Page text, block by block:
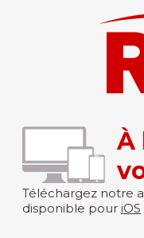
À
Téléchargez notre
disponible pour iOS